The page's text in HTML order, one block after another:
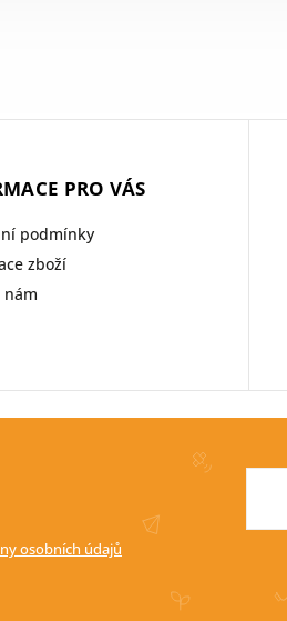
osobních údajů
PRO VÁS
podmínky
zboží
nám